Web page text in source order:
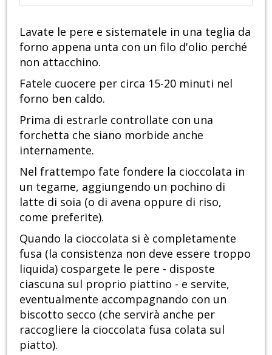
Lavate le pere e sistematele in una teglia da
forno appena unta con un filo d'olio perché
non attacchino.
Fatele cuocere per circa 15-20 minuti nel
forno ben caldo.
Prima di estrarle controllate con una
forchetta che siano morbide anche
internamente.
Nel frattempo fate fondere la cioccolata in
un tegame, aggiungendo un pochino di
latte di soia (o di avena oppure di riso,
come preferite).
Quando la cioccolata si è completamente
fusa (la consistenza non deve essere troppo
liquida) cospargete le pere - disposte
ciascuna sul proprio piattino - e servite,
eventualmente accompagnando con un
biscotto secco (che servirà anche per
raccogliere la cioccolata fusa colata sul
piatto).